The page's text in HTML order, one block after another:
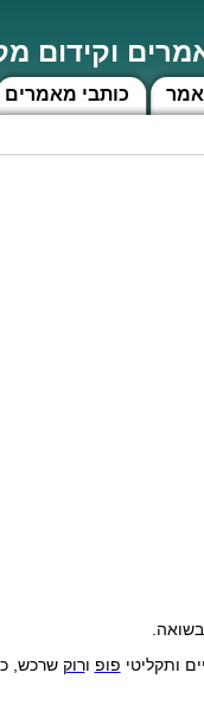
וקידום
כותבי מאמרים
ותקליטי פופ ורוק שרכש,